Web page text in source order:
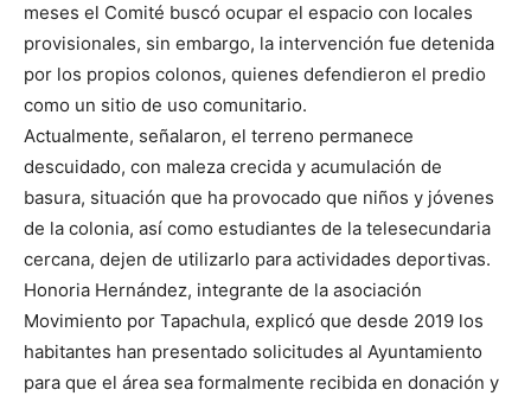
meses el Comité buscó ocupar el espacio con locales
provisionales, sin embargo, la intervención fue detenida
por los propios colonos, quienes defendieron el predio
como un sitio de uso comunitario.
Actualmente, señalaron, el terreno permanece
descuidado, con maleza crecida y acumulación de
basura, situación que ha provocado que niños y jóvenes
de la colonia, así como estudiantes de la telesecundaria
cercana, dejen de utilizarlo para actividades deportivas.
Honoria Hernández, integrante de la asociación
Movimiento por Tapachula, explicó que desde 2019 los
habitantes han presentado solicitudes al Ayuntamiento
para que el área sea formalmente recibida en donación y